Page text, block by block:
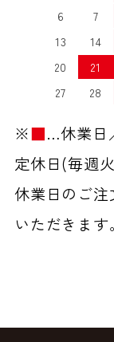
6
7
13
14
20
21
27
28
※■…休業日
定休日(毎週
休業日のご注
いただきます。